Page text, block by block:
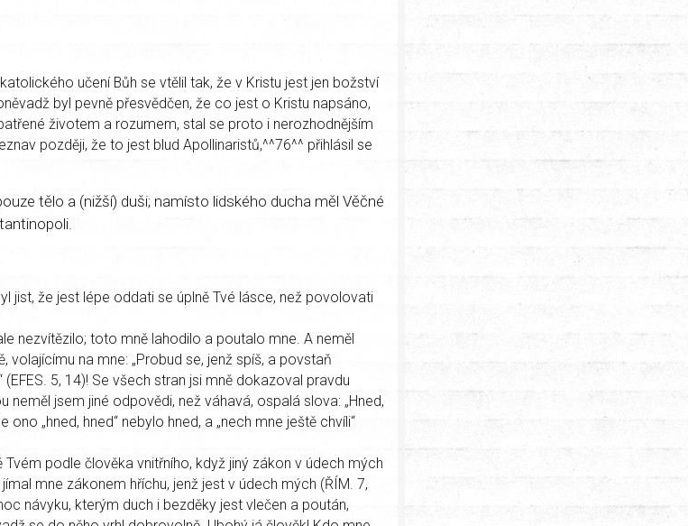
učení Bůh se vtělil tak, že v Kristu jest jen božství
byl pevně přesvědčen, že co jest o Kristu napsáno,
životem a rozumem, stal se proto i nerozhodnějším
později, že to jest blud Apollinaristů,^^76^^ přihlásil se
tělo a (nižší) duši; namísto lidského ducha měl Věčné
jist, že jest lépe oddati se úplně Tvé lásce, než povolovati
nezvítězilo; toto mně lahodilo a poutalo mne. A neměl
volajícímu na mne: „Probud se, jenž spíš, a povstaň
5, 14)! Se všech stran jsi mně dokazoval pravdu
neměl jsem jiné odpovědi, než váhavá, ospalá slova: „Hned,
ono „hned, hned“ nebylo hned, a „nech mne ještě chvíli“
podle člověka vnitřního, když jiný zákon v údech mých
mne zákonem hříchu, jenž jest v údech mých (ŘÍM. 7,
návyku, kterým duch i bezděky jest vlečen a poután,